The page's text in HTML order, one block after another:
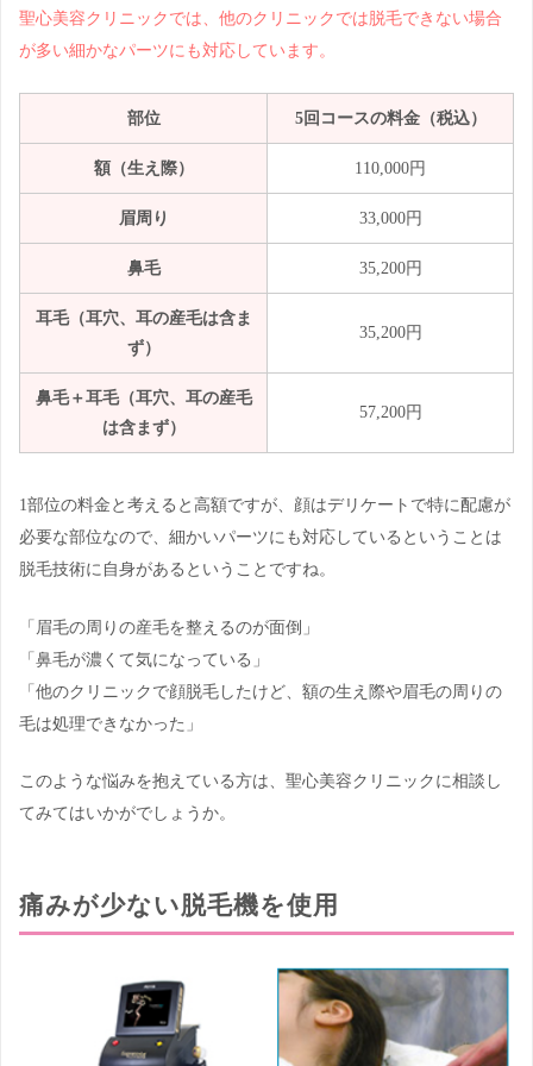
聖心美容クリニックでは、他のクリニックでは脱毛できない場合
が多い細かなパーツにも対応しています。
部位 5回コースの料金（税込）
額（生え際） 110,000円
眉周り 33,000円
鼻毛 35,200円
耳毛（耳穴、耳の産毛は含ま
ず）
35,200円
鼻毛＋耳毛（耳穴、耳の産毛
は含まず）
57,200円
1部位の料金と考えると高額ですが、顔はデリケートで特に配慮が
必要な部位なので、細かいパーツにも対応しているということは
脱毛技術に自身があるということですね。
「眉毛の周りの産毛を整えるのが面倒」
「鼻毛が濃くて気になっている」
「他のクリニックで顔脱毛したけど、額の生え際や眉毛の周りの
毛は処理できなかった」
このような悩みを抱えている方は、聖心美容クリニックに相談し
てみてはいかがでしょうか。
痛みが少ない脱毛機を使用